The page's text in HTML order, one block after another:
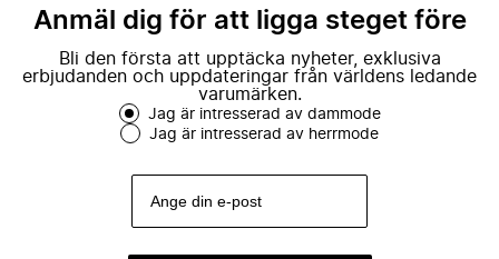
Anmäl dig för att ligga steget före
Bli den första att upptäcka nyheter, exklusiva
erbjudanden och uppdateringar från världens ledande
varumärken.
Jag är intresserad av dammode
Jag är intresserad av herrmode